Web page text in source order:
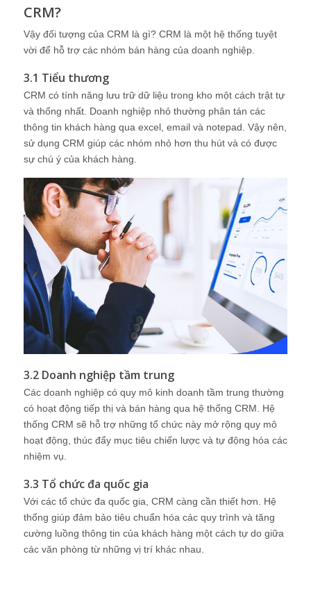
CRM?
Vậy đối tượng của CRM là gì? CRM là một hệ thống tuyệt
vời để hỗ trợ các nhóm bán hàng của doanh nghiệp.
3.1 Tiểu thương
CRM có tính năng lưu trữ dữ liệu trong kho một cách trật tự
và thống nhất. Doanh nghiệp nhỏ thường phân tán các
thông tin khách hàng qua excel, email và notepad. Vậy nên,
sử dụng CRM giúp các nhóm nhỏ hơn thu hút và có được
sự chú ý của khách hàng.
3.2 Doanh nghiệp tầm trung
Các doanh nghiệp có quy mô kinh doanh tầm trung thường
có hoạt động tiếp thị và bán hàng qua hệ thống CRM. Hệ
thống CRM sẽ hỗ trợ những tổ chức này mở rộng quy mô
hoạt động, thúc đẩy mục tiêu chiến lược và tự động hóa các
nhiệm vụ.
3.3 Tổ chức đa quốc gia
Với các tổ chức đa quốc gia, CRM càng cần thiết hơn. Hệ
thống giúp đảm bảo tiêu chuẩn hóa các quy trình và tăng
cường luồng thông tin của khách hàng một cách tự do giữa
các văn phòng từ những vị trí khác nhau.